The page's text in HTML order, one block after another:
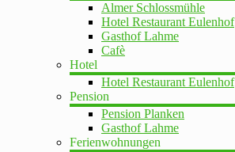
Almer Schlossmühle
Hotel Restaurant Eulenhof
Gasthof Lahme
Cafè
Hotel
Hotel Restaurant Eulenhof
Pension
Pension Planken
Gasthof Lahme
Ferienwohnungen